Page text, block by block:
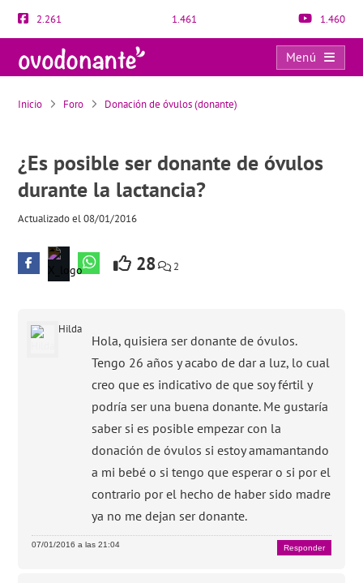
2.261 1.461 1.460
Menú
¿Es posible ser donante de óvulos durante la lactancia?
Inicio Foro Donación de óvulos (donante)
¿Es posible ser donante de óvulos
durante la lactancia?
Actualizado el 08/01/2016
28 2
Hilda
Hola, quisiera ser donante de óvulos.
Tengo 26 años y acabo de dar a luz, lo cual
creo que es indicativo de que soy fértil y
podría ser una buena donante. Me gustaría
saber si es posible empezar con la
donación de óvulos si estoy amamantando
a mi bebé o si tengo que esperar o si por el
contrario por el hecho de haber sido madre
ya no me dejan ser donante.
07/01/2016 a las 21:04 Responder